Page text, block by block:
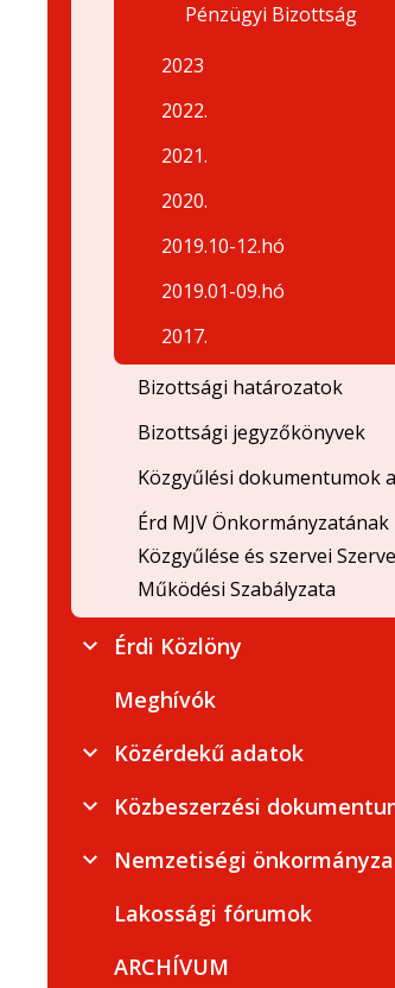
Pénzügyi Bizottság
2023
2022.
2021.
2020.
2019.10-12.hó
2019.01-09.hó
2017.
Bizottsági határozatok
Bizottsági jegyzőkönyvek
Közgyűlési dokumentumok
Érd MJV Önkormányzatának
Közgyűlése és szervei
Működési Szabályzata
Érdi Közlöny
Meghívók
Közérdekű adatok
Közbeszerzési
Nemzetiségi
Lakossági fórumok
ARCHÍVUM